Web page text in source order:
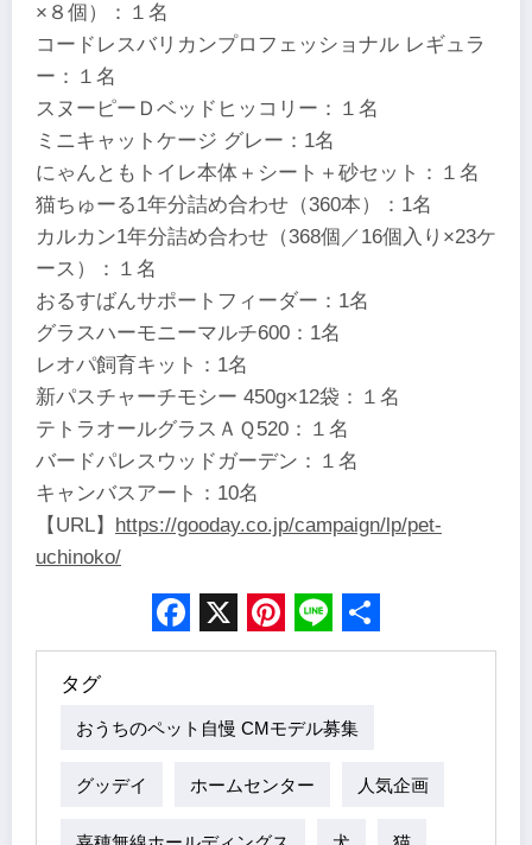
×８個）：１名
コードレスバリカンプロフェッショナル レギュラ
ー：１名
スヌーピーＤベッドヒッコリー：１名
ミニキャットケージ グレー：1名
にゃんともトイレ本体＋シート＋砂セット：１名
猫ちゅーる1年分詰め合わせ（360本）：1名
カルカン1年分詰め合わせ（368個／16個入り×23ケ
ース）：１名
おるすばんサポートフィーダー：1名
グラスハーモニーマルチ600：1名
レオパ飼育キット：1名
新パスチャーチモシー 450g×12袋：１名
テトラオールグラスＡＱ520：１名
バードパレスウッドガーデン：１名
キャンバスアート：10名
【URL】 https://gooday.co.jp/campaign/lp/pet-
uchinoko/
Facebook
X Pinterest
LineShare
タグ
おうちのペット自慢 CMモデル募集
グッデイ ホームセンター 人気企画